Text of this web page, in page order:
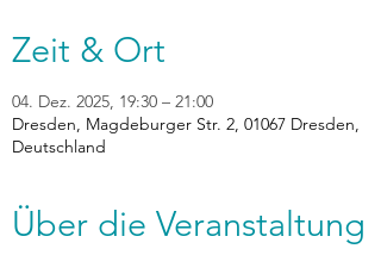
Zeit & Ort
04. Dez. 2025, 19:30 – 21:00
Dresden, Magdeburger Str. 2, 01067 Dresden,
Deutschland
Über die Veranstaltung